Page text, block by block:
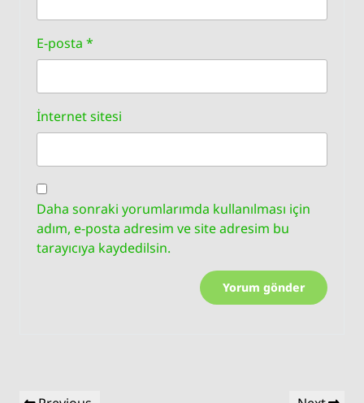
E-posta *
İnternet sitesi
Daha sonraki yorumlarımda kullanılması için
adım, e-posta adresim ve site adresim bu
tarayıcıya kaydedilsin.
Yazı